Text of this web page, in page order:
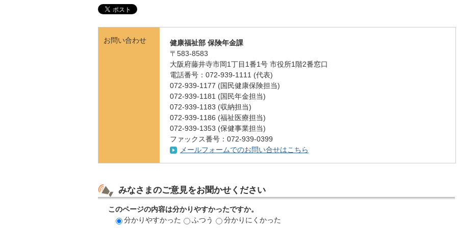
お問い合わせ
健康福祉部 保険年金課
〒583-8583
大阪府藤井寺市岡1丁目1番1号 市役所1階2番窓口
電話番号：072-939-1111 (代表)
072-939-1177 (国民健康保険担当)
072-939-1181 (国民年金担当)
072-939-1183 (収納担当)
072-939-1186 (福祉医療担当)
072-939-1353 (保健事業担当)
ファックス番号：072-939-0399
メールフォームでのお問い合せはこちら
みなさまのご意見をお聞かせください
このページの内容は分かりやすかったですか。
分かりやすかった
ふつう 分かりにくかった